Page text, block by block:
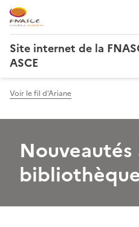
Site internet de la
ASCE
Voir le fil d'Ariane
Nouveautés
bibliothèque